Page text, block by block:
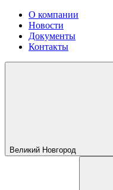
О компании
Новости
Документы
Контакты
Великий Новгород